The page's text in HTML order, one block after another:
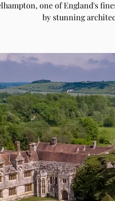
one of England's
by stunning